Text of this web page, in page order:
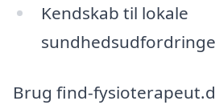
Kendskab til lokale
Brug find-